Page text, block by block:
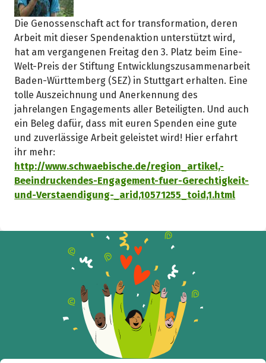
Die Genossenschaft act for transformation, deren
Arbeit mit dieser Spendenaktion unterstützt wird,
hat am vergangenen Freitag den 3. Platz beim Eine-
Welt-Preis der Stiftung Entwicklungszusammenarbeit
Baden-Württemberg (SEZ) in Stuttgart erhalten. Eine
tolle Auszeichnung und Anerkennung des
jahrelangen Engagements aller Beteiligten. Und auch
ein Beleg dafür, dass mit euren Spenden eine gute
und zuverlässige Arbeit geleistet wird! Hier erfahrt
ihr mehr:
http://www.schwaebische.de/region_artikel,-
Beeindruckendes-Engagement-fuer-Gerechtigkeit-
und-Verstaendigung-_arid,10571255_toid,1.html